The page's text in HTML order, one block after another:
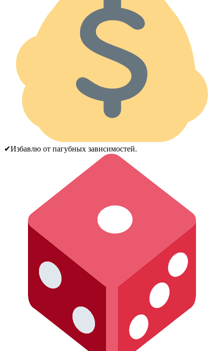
✔Избавлю от пагубных зависимостей.